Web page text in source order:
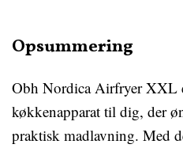
Opsummering
Obh Nordica Airfryer XXL
køkkenapparat til dig, der
praktisk madlavning. Med